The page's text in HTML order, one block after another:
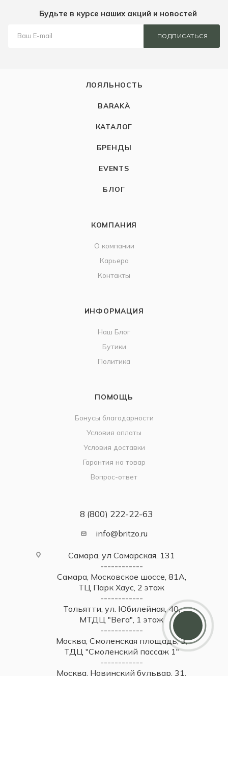
Будьте в курсе наших акций и новостей
ПОДПИСАТЬСЯ
ЛОЯЛЬНОСТЬ
BARAKÀ
КАТАЛОГ
БРЕНДЫ
EVENTS
БЛОГ
КОМПАНИЯ
О компании
Карьера
Контакты
ИНФОРМАЦИЯ
Наш Блог
Бутики
Политика
ПОМОЩЬ
Бонусы благодарности
Условия оплаты
Условия доставки
Гарантия на товар
Вопрос-ответ
8 (800) 222-22-63
info@britzo.ru
Самара, ул Самарская, 131
------------
Самара, Московское шоссе, 81А,
ТЦ Парк Хаус, 2 этаж
------------
Тольятти, ул. Юбилейная, 40,
МТДЦ "Вега", 1 этаж
------------
Москва, Смоленская площадь, 3,
ТДЦ "Смоленский пассаж 1"
------------
Москва, Новинский бульвар, 31,
Дарим 5000 балов
Мы ценим своих клиентов и в качестве
благодарности зачисляем 5 000 бонусов за